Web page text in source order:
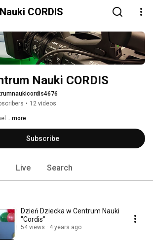
CORDIS
Nauki CORDIS
• 12 videos
...more
Subscribe
Live Search
Dzień Dziecka w Centrum Nauki
"Cordis"
54 views 4 years ago